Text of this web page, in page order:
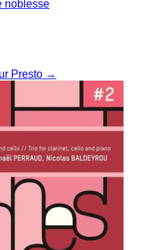
noblesse
Presto →